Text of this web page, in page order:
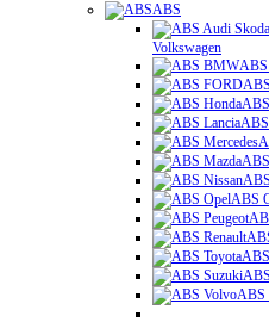
ABS
Volkswagen
ABS
ABS